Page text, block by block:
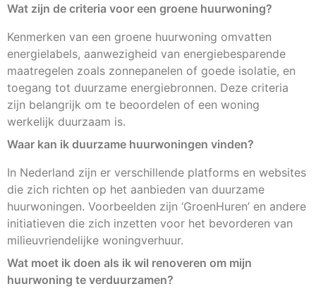
Wat zijn de criteria voor een groene huurwoning?
Kenmerken van een groene huurwoning omvatten
energielabels, aanwezigheid van energiebesparende
maatregelen zoals zonnepanelen of goede isolatie, en
toegang tot duurzame energiebronnen. Deze criteria
zijn belangrijk om te beoordelen of een woning
werkelijk duurzaam is.
Waar kan ik duurzame huurwoningen vinden?
In Nederland zijn er verschillende platforms en websites
die zich richten op het aanbieden van duurzame
huurwoningen. Voorbeelden zijn ‘GroenHuren’ en andere
initiatieven die zich inzetten voor het bevorderen van
milieuvriendelijke woningverhuur.
Wat moet ik doen als ik wil renoveren om mijn
huurwoning te verduurzamen?